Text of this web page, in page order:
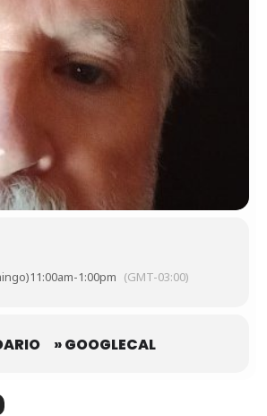
11:00am-1:00pm (GMT-03:00)
» GOOGLECAL